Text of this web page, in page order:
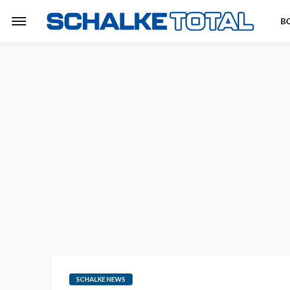
SCHALKE NEWS